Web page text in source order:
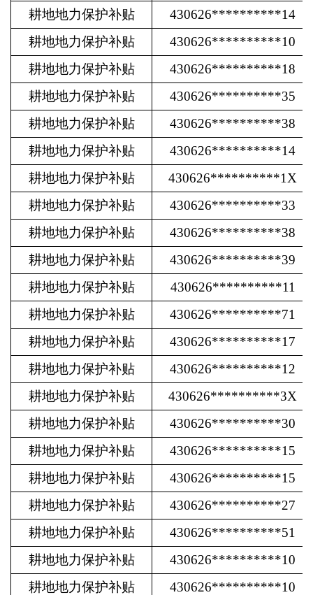
耕地地力保护补贴
430626**********14
耕地地力保护补贴
430626**********10
耕地地力保护补贴
430626**********18
耕地地力保护补贴
430626**********35
耕地地力保护补贴
430626**********38
耕地地力保护补贴
430626**********14
耕地地力保护补贴
430626**********1X
耕地地力保护补贴
430626**********33
耕地地力保护补贴
430626**********38
耕地地力保护补贴
430626**********39
耕地地力保护补贴
430626**********11
耕地地力保护补贴
430626**********71
耕地地力保护补贴
430626**********17
耕地地力保护补贴
430626**********12
耕地地力保护补贴
430626**********3X
耕地地力保护补贴
430626**********30
耕地地力保护补贴
430626**********15
耕地地力保护补贴
430626**********15
耕地地力保护补贴
430626**********27
耕地地力保护补贴
430626**********51
耕地地力保护补贴
430626**********10
耕地地力保护补贴
430626**********10